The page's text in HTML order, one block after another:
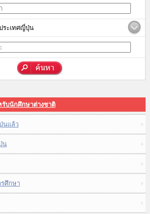
ระเทศญี่ปุ่น
บนักศึกษาต่างชาติ
นแล้ว
น
ศึกษา